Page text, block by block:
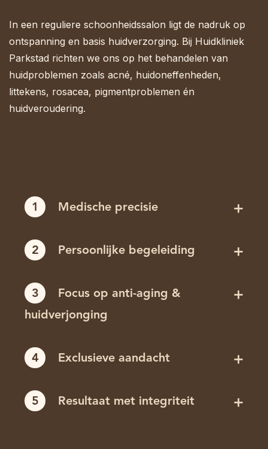
In een reguliere schoonheidssalon ligt de nadruk op
ontspanning en basis huidverzorging. Bij Huidkliniek
Parkstad richten we ons op het behandelen van
huidproblemen zoals acné, huidoneffenheden,
littekens, rosacea, pigmentproblemen én
huidveroudering.
1 Medische precisie
2 Persoonlijke begeleiding
3
Focus op anti-aging &
huidverjonging
4 Exclusieve aandacht
5 Resultaat met integriteit